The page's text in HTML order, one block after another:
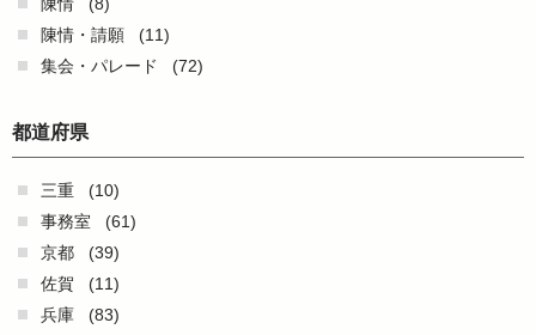
陳情・請願
(11)
集会・パレード
(72)
都道府県
三重
(10)
事務室
(61)
京都
(39)
佐賀
(11)
兵庫
(83)